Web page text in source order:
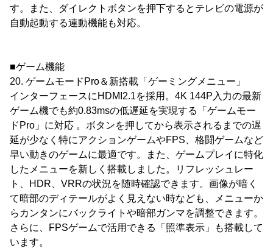
す。また、ダイレクトボタンを押下するとテレビの電源が
自動起動する連動機能も対応。
■ゲーム機能
20. ゲームモードPro＆新搭載「ゲーミングメニュー」
インターフェースにHDMI2.1を採用。4K 144P入力の最新
ゲーム機でも約0.83msの低遅延を実現する「ゲームモー
ドPro」に対応 。ボタンを押してから表示されるまでの遅
延が少なく特にアクションゲームやFPS、格闘ゲームなど
早い動きのゲームに最適です。また、ゲームプレイに特化
したメニューを新しく搭載しました。リフレッシュレー
ト、HDR、VRRの状況を随時確認できます。画像が暗く
て暗部のディテールがよく見えない時なども、メニューか
らカンタンにバックライトや暗部ガンマを調整できます。
さらに、FPSゲームで活用できる「照準表示」も搭載して
います。